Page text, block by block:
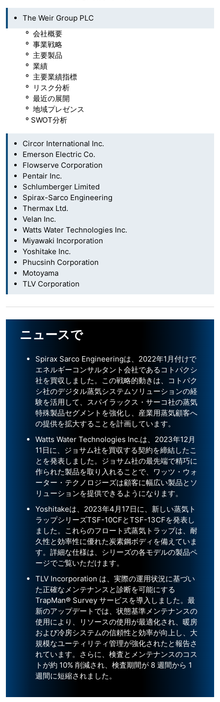
The Weir Group PLC
º 会社概要
º 事業戦略
º 主要製品
º 業績
º 主要業績指標
º リスク分析
º 最近の展開
º 地域プレゼンス
º SWOT分析
Circor International Inc.
Emerson Electric Co.
Flowserve Corporation
Pentair Inc.
Schlumberger Limited
Spirax-Sarco Engineering
Thermax Ltd.
Velan Inc.
Watts Water Technologies Inc.
Miyawaki Incorporation
Yoshitake Inc.
Phucsinh Corporation
Motoyama
TLV Corporation
ニュースで
Spirax Sarco Engineeringは、2022年1月付けで
エネルギーコンサルタント会社であるコトパクシ
社を買収しました。この戦略的動きは、コトパク
シ社のデジタル蒸気システムソリューションの経
験を活用して、スパイラックス・サーコ社の蒸気
特殊製品セグメントを強化し、産業用蒸気顧客へ
の提供を拡大することを計画しています。
Watts Water Technologies Inc.は、2023年12月
11日に、ジョサム社を買収する契約を締結したこ
とを発表しました。ジョサム社の最先端で精巧に
作られた製品を取り入れることで、ワッツ・ウォ
ーター・テクノロジーズは顧客に幅広い製品とソ
リューションを提供できるようになります。
Yoshitakeは、2023年4月17日に、新しい蒸気ト
ラップシリーズTSF-10CFとTSF-13CFを発表し
ました。これらのフロート式蒸気トラップは、耐
久性と効率性に優れた炭素鋼ボディを備えていま
す。詳細な仕様は、シリーズの各モデルの製品ペ
ージでご覧いただけます。
TLV Incorporation は、実際の運用状況に基づい
た正確なメンテナンスと診断を可能にする
TrapMan® Survey サービスを導入しました。最
新のアップデートでは、状態基準メンテナンスの
使用により、リソースの使用が最適化され、暖房
および冷房システムの信頼性と効率が向上し、大
規模なユーティリティ管理が強化されたと報告さ
れています。さらに、検査とメンテナンスのコス
トが約 10% 削減され、検査期間が 8 週間から 1
週間に短縮されました。